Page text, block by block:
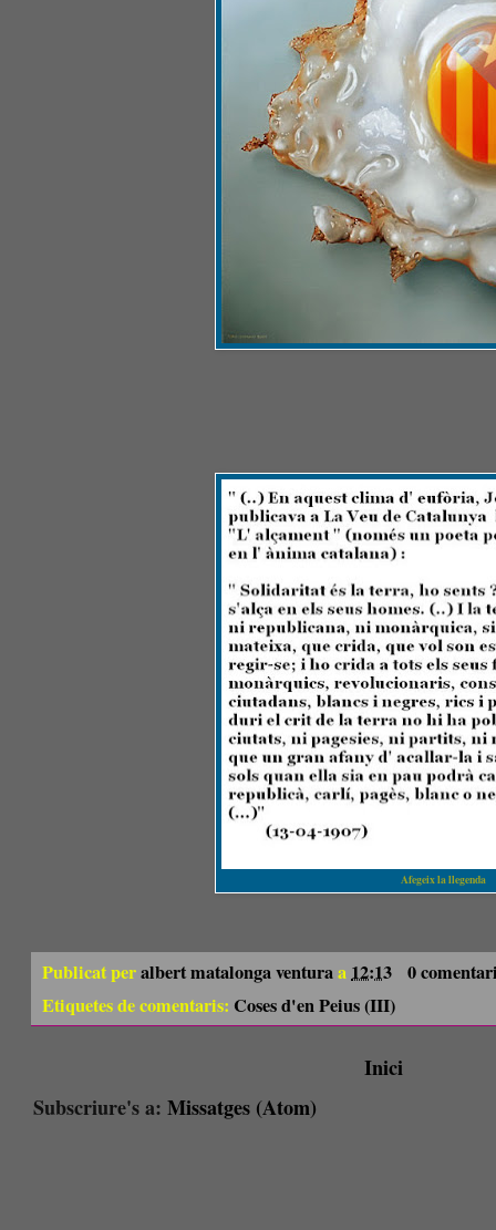
Afegeix la llegenda
Publicat peralbert matalonga venturaa12:13 0
Etiquetes de comentaris: Coses d'en Peius (III)
Inici
Subscriure's a: Missatges (Atom)